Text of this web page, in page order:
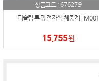
상품코드 : 676279
더슬림 투명 전자식 체중계 FM001
15,755원